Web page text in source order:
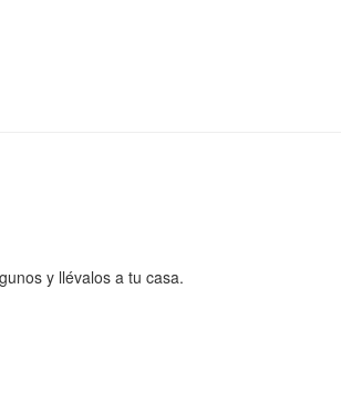
y llévalos a tu casa.